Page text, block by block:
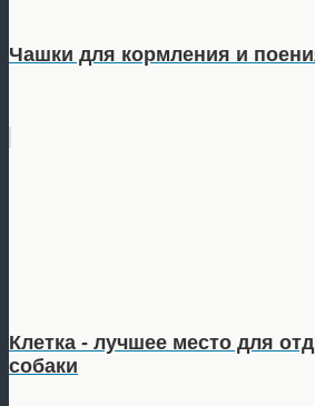
Чашки для кормления и
Клетка - лучшее место для
собаки